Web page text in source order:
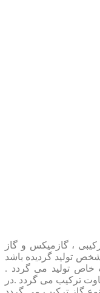
، گازمیکس و گاز
تولید گردیده باشد
تولید می گردد .
ترکیب می گردد .در